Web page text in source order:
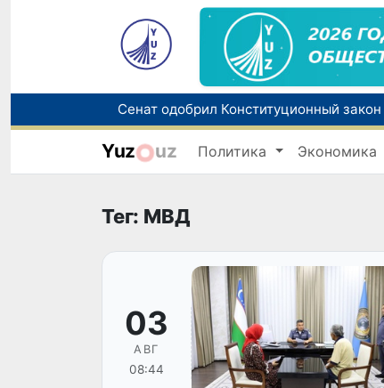
В Узбекистане упростят назначение
Yuz uz Политика Экономика
Тег: МВД
03
АВГ
08:44